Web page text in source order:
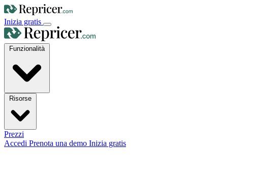
Inizia gratis
Funzionalità
Prezzi
Accedi Prenota una demo Inizia gratis